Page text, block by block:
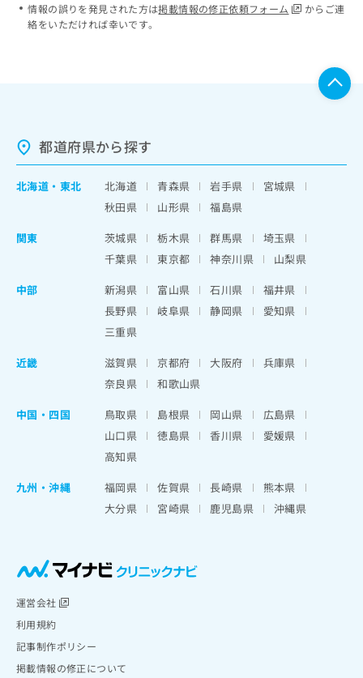
情報の誤りを発見された方は掲載情報の修正依頼フォーム
からご連
絡をいただければ幸いです。
都道府県から探す
北海道 ・ 東北 北海道 青森県 岩手県
宮城県
秋田県
山形県
福島県
関東
茨城県 栃木県 群馬県
埼玉県
千葉県
東京都 神奈川県
山梨県
中部
新潟県 富山県 石川県
福井県
長野県
岐阜県 静岡県
愛知県
三重県
近畿
滋賀県 京都府 大阪府
兵庫県
奈良県
和歌山県
中国・四国
鳥取県 島根県 岡山県
広島県
山口県
徳島県 香川県
愛媛県
高知県
九州・沖縄
福岡県 佐賀県 長崎県
熊本県
大分県
宮崎県 鹿児島県 沖縄県
運営会社
利用規約
記事制作ポリシー
掲載情報の修正について